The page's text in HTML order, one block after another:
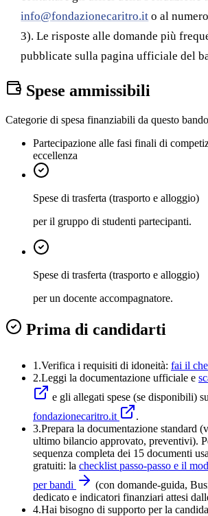
info@fondazionecaritro.it o al
3). Le risposte alle domande più
pubblicate sulla pagina ufficiale del
Spese ammissibili
Categorie di spesa finanziabili da questo
Partecipazione alle fasi finali di
eccellenza
Spese di trasferta (trasporto e alloggio)
per il gruppo di studenti partecipanti.
Spese di trasferta (trasporto e alloggio)
per un docente accompagnatore.
Prima di candidarti
1.Verifica i requisiti di idoneità: fai il
2.Leggi la documentazione ufficiale e
e gli allegati spese (se disponibili)
fondazionecaritro.it
.
3.Prepara la documentazione standard
ultimo bilancio approvato, preventivi).
sequenza completa dei 15 documenti
gratuiti: la checklist passo-passo e il
per bandi
(con domande-guida,
dedicato e indicatori finanziari attesi
4.Hai bisogno di supporto per la